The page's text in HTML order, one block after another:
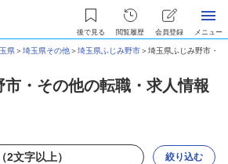
後で見る 閲覧履歴 会員登録 メニュー
県＞埼玉県その他＞埼玉県ふじみ野市＞埼玉県ふじみ野市・
・その他の転職・求人情報
絞り込む